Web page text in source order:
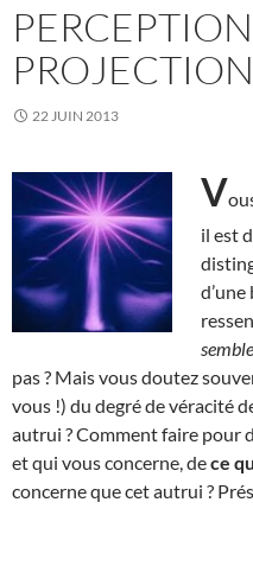
22 JUIN 2013
V
il est
d’une
pas ? Mais vous doutez
vous !) du degré de véracité
autrui ? Comment faire pour
et qui vous concerne, dece
concerne que cet autrui ?